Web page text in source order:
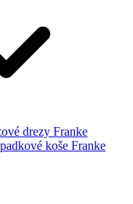
drezy Franke
koše Franke